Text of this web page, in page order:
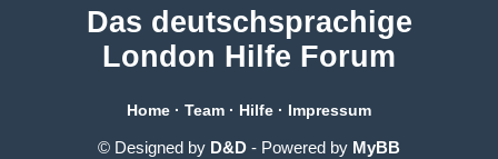
Das deutschsprachige
London Hilfe Forum
Home · Team · Hilfe · Impressum
© Designed by D&D - Powered by MyBB